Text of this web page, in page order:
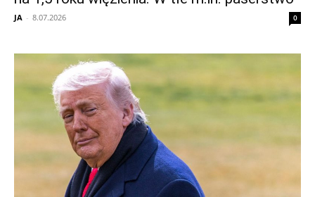
JA - 8.07.2026 0